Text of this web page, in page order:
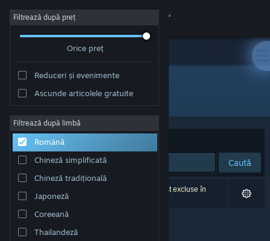
Conectează-te
Despre
Asistență
Schimbă limba
Vezi site în versiunea pentru desktop
Filtrează după preț
Orice preț
Reduceri și evenimente
Ascunde articolele gratuite
Filtrează după limbă
Română
Chineză simplificată
Chineză tradițională
Japoneză
Coreeană
Thailandeză
Dezvoltator: Serellan LLC
Sortează după
Caută
0 rezultate corespund căutării tale. 2 titluri au fost excluse în
funcție de preferințele tale.